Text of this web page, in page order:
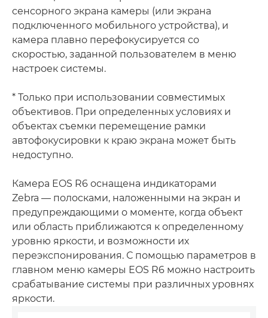
сенсорного экрана камеры (или экрана
подключенного мобильного устройства), и
камера плавно перефокусируется со
скоростью, заданной пользователем в меню
настроек системы.
* Только при использовании совместимых
объективов. При определенных условиях и
объектах съемки перемещение рамки
автофокусировки к краю экрана может быть
недоступно.
Камера EOS R6 оснащена индикаторами
Zebra — полосками, наложенными на экран и
предупреждающими о моменте, когда объект
или область приближаются к определенному
уровню яркости, и возможности их
переэкспонирования. С помощью параметров в
главном меню камеры EOS R6 можно настроить
срабатывание системы при различных уровнях
яркости.